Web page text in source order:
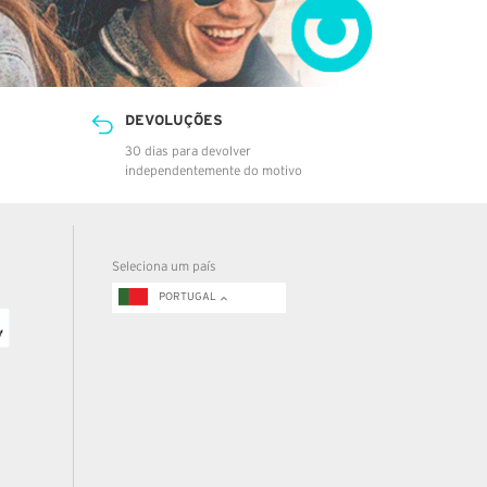
DEVOLUÇÕES
30 dias para devolver
independentemente do motivo
Seleciona um país
PORTUGAL